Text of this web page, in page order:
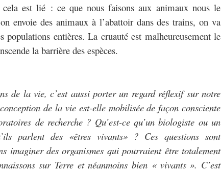
est lié : ce que nous faisons aux animaux nous le
envoie des animaux à l’abattoir dans des trains, on va
entières. La cruauté est malheureusement le
la barrière des espèces.
de la vie, c’est aussi porter un regard réflexif sur notre
de la vie est-elle mobilisée de façon consciente
de recherche ? Qu’est-ce qu’un biologiste ou un
parlent des «êtres vivants» ? Ces questions sont
imaginer des organismes qui pourraient être totalement
sur Terre et néanmoins bien « vivants ». C’est